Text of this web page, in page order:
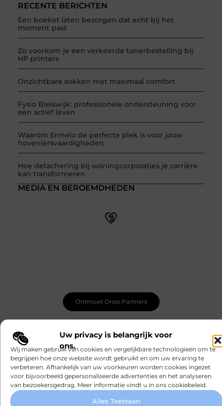
Uw privacy is belangrijk voor
ons.
Wij maken gebruik van cookies en vergelijkbare technologieën om te
begrijpen hoe onze website wordt gebruikt en om uw ervaring te
verbeteren. Afhankelijk van uw voorkeuren worden cookies ingezet
voor bijvoorbeeld gepersonaliseerde advertenties en het analyseren
van bezoekersgedrag. Meer informatie vindt u in ons cookiebeleid.
Alles Toestaan
RECENTE BERICHTEN
Een boeket laten bezorgen dat echt bij het
moment past
Zo voorkom je een verkeerde tonerbestelling bij
HP printers
Onzichtbare sokken met maximaal comfort
Fysio Bleiswijk: professionele ondersteuning voor
een actief leven
Waarom Ermelo de perfecte plek is voor jouw
hoveniersvaardigheden
Hoe detachering bij woningcorporaties je carrière
kan transformeren
CATEGORIEËN
Aanbiedingen
Afvalverwerking
Architectuur
Auto's en
Eten en drinken
Financieel
Gezondheid
Hobby en vrije
tijd
Horeca
Huishoudelijk
Rechten
Recreation /
Autos
Sport
Toerisme
Tuin en
MEDIA EN BEROEMDHEDEN
Ontmoet Onze Partners